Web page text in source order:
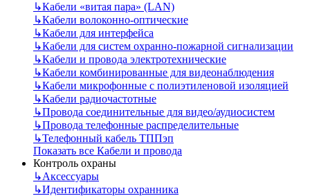
↳Кабели «витая пара» (LAN)
↳Кабели волоконно-оптические
↳Кабели для интерфейса
↳Кабели для систем охранно-пожарной сигнализации
↳Кабели и провода электротехнические
↳Кабели комбинированные для видеонаблюдения
↳Кабели микрофонные с полиэтиленовой изоляцией
↳Кабели радиочастотные
↳Провода соединительные для видео/аудиосистем
↳Провода телефонные распределительные
↳Телефонный кабель ТППэп
Показать все Кабели и провода
Контроль охраны
↳Аксессуары
↳Идентификаторы охранника